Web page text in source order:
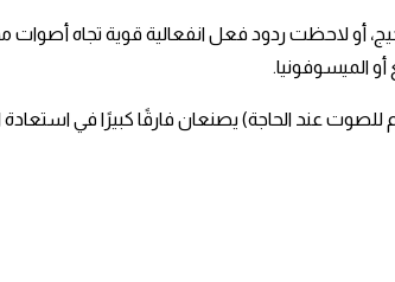
لاحظت ردود فعل انفعالية قوية تجاه أصوات
الميسوفونيا.​
عند الحاجة) يصنعان فارقًا كبيرًا في استعادة